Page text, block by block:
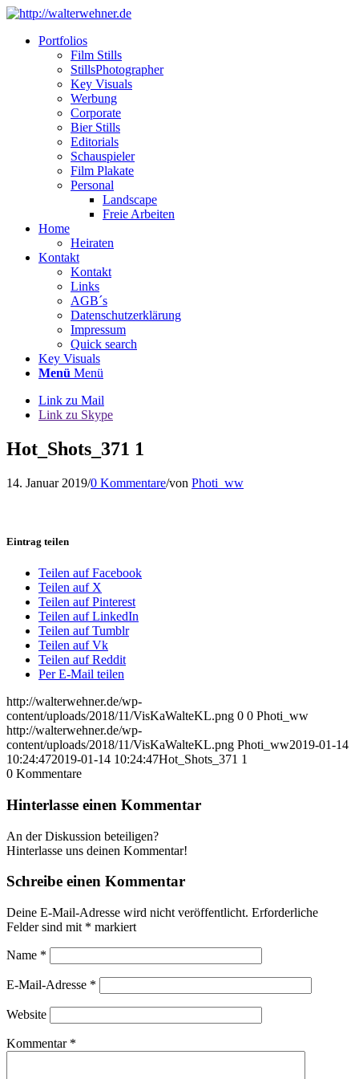
Portfolios
Film Stills
StillsPhotographer
Key Visuals
Werbung
Corporate
Bier Stills
Editorials
Schauspieler
Film Plakate
Personal
Landscape
Freie Arbeiten
Home
Heiraten
Kontakt
Kontakt
Links
AGB´s
Datenschutzerklärung
Impressum
Quick search
Key Visuals
Menü Menü
Link zu Mail
Link zu Skype
Hot_Shots_371 1
14. Januar 2019/0 Kommentare/von Photi_ww
Eintrag teilen
Teilen auf Facebook
Teilen auf X
Teilen auf Pinterest
Teilen auf LinkedIn
Teilen auf Tumblr
Teilen auf Vk
Teilen auf Reddit
Per E-Mail teilen
http://walterwehner.de/wp-
content/uploads/2018/11/VisKaWalteKL.png 0 0 Photi_ww
http://walterwehner.de/wp-
content/uploads/2018/11/VisKaWalteKL.png Photi_ww2019-01-14
10:24:472019-01-14 10:24:47Hot_Shots_371 1
0 Kommentare
Hinterlasse einen Kommentar
An der Diskussion beteiligen?
Hinterlasse uns deinen Kommentar!
Schreibe einen Kommentar
Deine E-Mail-Adresse wird nicht veröffentlicht. Erforderliche
Felder sind mit * markiert
Name *
E-Mail-Adresse *
Website
Kommentar *